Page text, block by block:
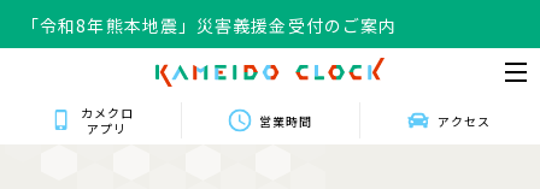
「令和8年熊本地震」災害義援金受付のご案内
カメクロ
アプリ
営業時間 アクセス